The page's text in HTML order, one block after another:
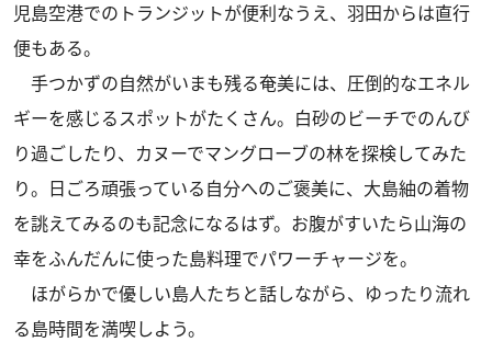
児島空港でのトランジットが便利なうえ、羽田からは直行
便もある。
手つかずの自然がいまも残る奄美には、圧倒的なエネル
ギーを感じるスポットがたくさん。白砂のビーチでのんび
り過ごしたり、カヌーでマングローブの林を探検してみた
り。日ごろ頑張っている自分へのご褒美に、大島紬の着物
を誂えてみるのも記念になるはず。お腹がすいたら山海の
幸をふんだんに使った島料理でパワーチャージを。
ほがらかで優しい島人たちと話しながら、ゆったり流れ
る島時間を満喫しよう。